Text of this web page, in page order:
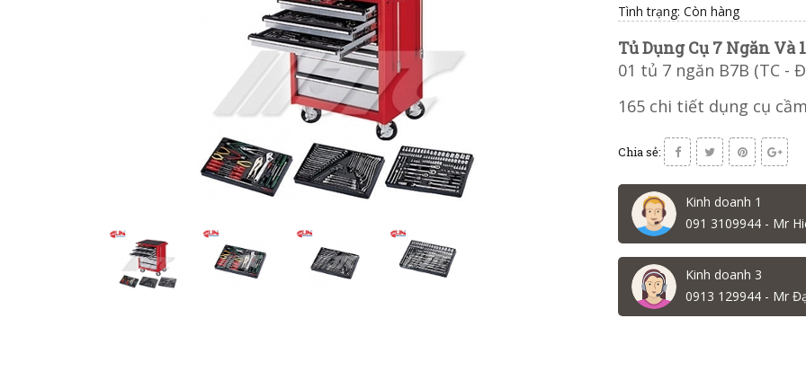
Tình trạng: Còn hàng
Tủ Dụng Cụ 7 Ngăn Và
01 tủ 7 ngăn B7B (TC -
165 chi tiết dụng cụ
Chia sẻ:
Kinh doanh 1
091 3109944 - Mr
Kinh doanh 3
0913 129944 - Mr